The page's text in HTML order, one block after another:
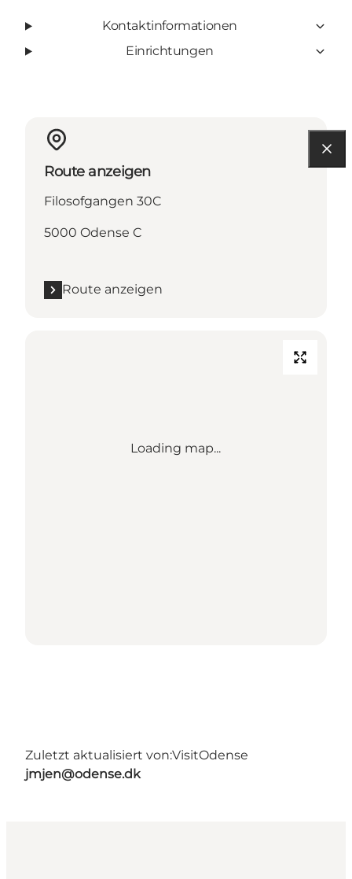
Kontaktinformationen
Einrichtungen
Route anzeigen
Filosofgangen 30C
5000 Odense C
Route anzeigen
Loading map...
Zuletzt aktualisiert von:VisitOdense
jmjen@odense.dk